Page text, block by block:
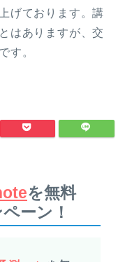
げております。講
はありますが、交
す。
を無料
ーン！